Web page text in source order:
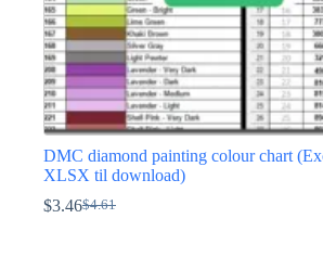
DMC diamond painting colour chart
XLSX til download)
$4.61
Den
$3.46Den